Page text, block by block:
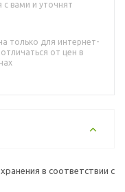
вами и уточнят
только для интернет-
от цен в
в соответствии с